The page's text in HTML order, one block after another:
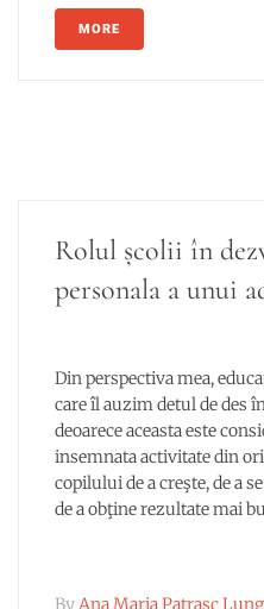
MORE
Rolul școlii în
personala a unui
Din perspectiva mea,
care îl auzim detul de des
deoarece aceasta este
insemnata activitate din
copilului de a creşte, de a
de a obţine rezultate mai
ByAna Maria Patrasc